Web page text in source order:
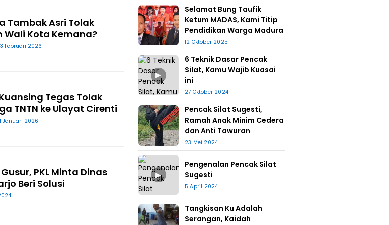
Tambak Asri Tolak
Wali Kota Kemana?
Februari 2026
Tegas Tolak
TNTN ke Ulayat Cirenti
Januari 2026
PKL Minta Dinas
Beri Solusi
Selamat Bung Taufik
Ketum MADAS, Kami Titip
Pendidikan Warga Madura
12 Oktober 2025
▶
6 Teknik Dasar Pencak
Silat, Kamu Wajib Kuasai
ini
27 Oktober 2024
Pencak Silat Sugesti,
Ramah Anak Minim Cedera
dan Anti Tawuran
23 Mei 2024
▶
Pengenalan Pencak Silat
Sugesti
5 April 2024
Tangkisan Ku Adalah
Serangan, Kaidah